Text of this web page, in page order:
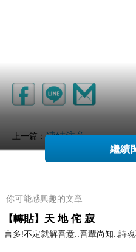
上一篇：凍結注意
凌晨三點的煩惱
繼續
你可能感興趣的文章
【轉貼】天 地 侘 寂
言多!不定就解吾意..吾輩尚知..詩魂